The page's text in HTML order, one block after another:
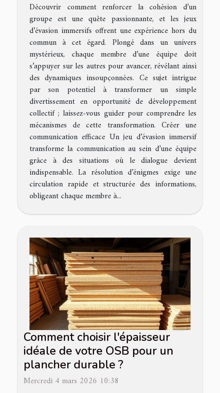
Découvrir comment renforcer la cohésion d’un
groupe est une quête passionnante, et les jeux
d’évasion immersifs offrent une expérience hors du
commun à cet égard. Plongé dans un univers
mystérieux, chaque membre d’une équipe doit
s’appuyer sur les autres pour avancer, révélant ainsi
des dynamiques insoupçonnées. Ce sujet intrigue
par son potentiel à transformer un simple
divertissement en opportunité de développement
collectif ; laissez-vous guider pour comprendre les
mécanismes de cette transformation. Créer une
communication efficace Un jeu d’évasion immersif
transforme la communication au sein d’une équipe
grâce à des situations où le dialogue devient
indispensable. La résolution d’énigmes exige une
circulation rapide et structurée des informations,
obligeant chaque membre à...
Comment choisir l'épaisseur
idéale de votre OSB pour un
plancher durable ?
Mercredi 4 mars 2026 10:38